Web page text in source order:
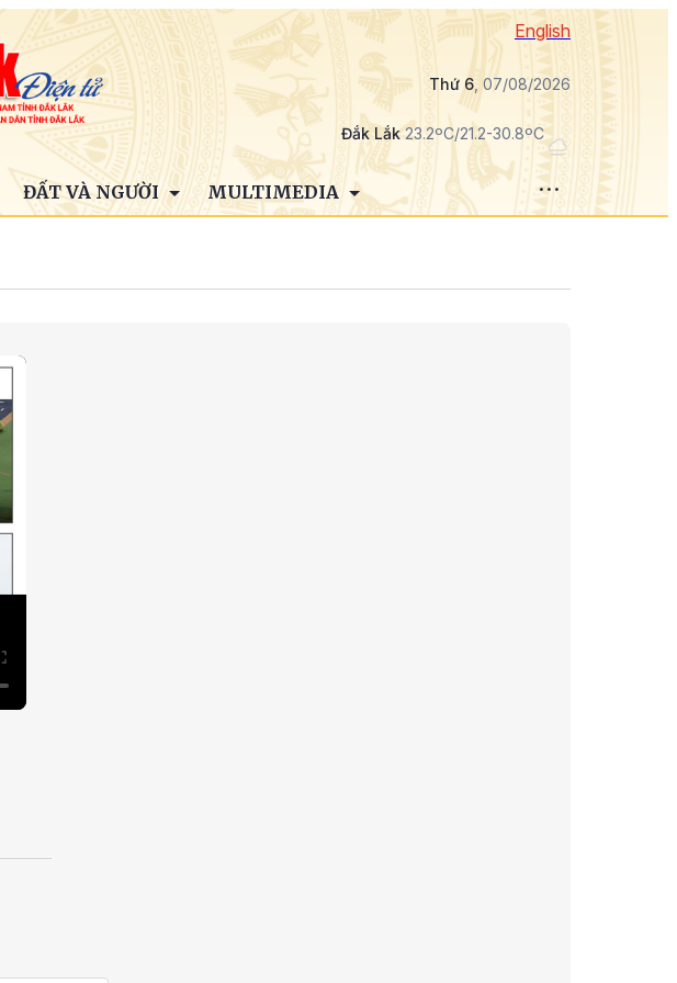
English
Thứ 6, 07/08/2026
Đắk Lắk23.2ºC/21.2-30.8ºC
ĐẤT VÀ NGƯỜI MULTIMEDIA